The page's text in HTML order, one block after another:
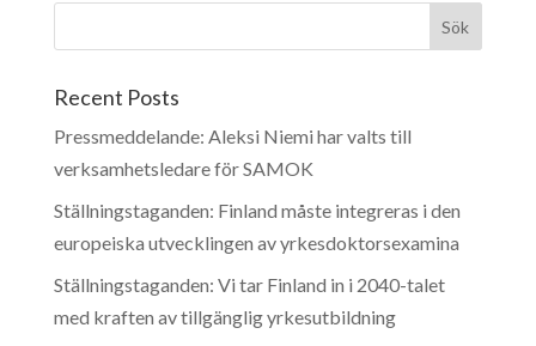
Recent Posts
Pressmeddelande: Aleksi Niemi har valts till
verksamhetsledare för SAMOK
Ställningstaganden: Finland måste integreras i den
europeiska utvecklingen av yrkesdoktorsexamina
Ställningstaganden: Vi tar Finland in i 2040-talet
med kraften av tillgänglig yrkesutbildning